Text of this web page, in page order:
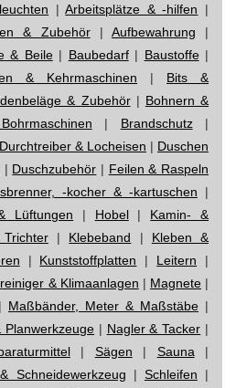
|Arbeitsplätze & -hilfen |
& Zubehör| Aufbewahrung |
& Beile| Baubedarf| Baustoffe|
& Kehrmaschinen | Bits &
& Zubehör| Bohnern &
| Brandschutz|
Durchtreiber & Locheisen | Duschen
| Duschzubehör | Feilen & Raspeln
-kocher & -kartuschen |
Lüftungen | Hobel| Kamin- &
| Klebeband | Kleben &
| Kunststoffplatten | Leitern |
& Klimaanlagen | Magnete|
| Maßbänder, Meter & Maßstäbe |
Planwerkzeuge | Nagler & Tacker |
| Sägen | Sauna |
Schneidewerkzeug | Schleifen |